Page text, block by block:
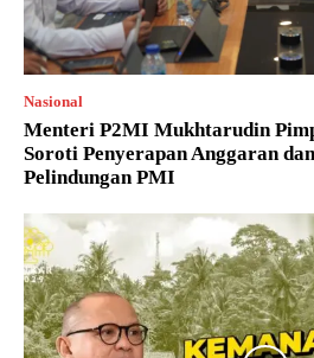
Nasional
Menteri P2MI Mukhtarudin
Soroti Penyerapan Anggaran
Pelindungan PMI